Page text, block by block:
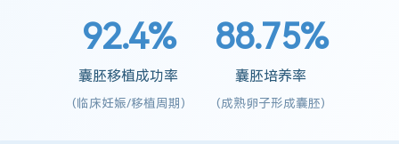
92.4%
囊胚移植成功率
(临床妊娠/移植周期)
88.75%
囊胚培养率
(成熟卵子形成囊胚)